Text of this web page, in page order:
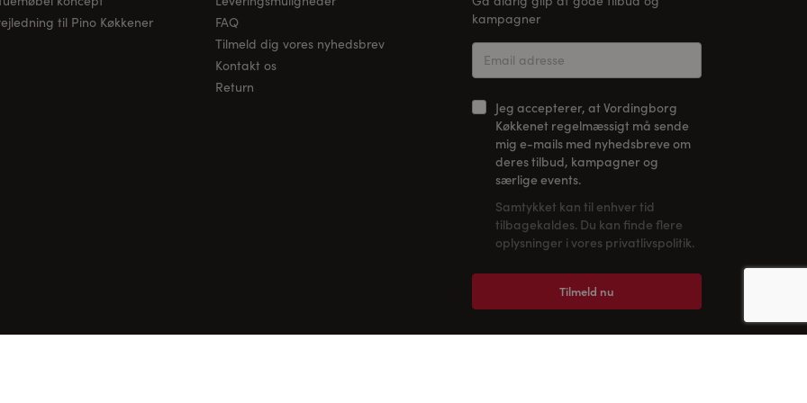
til Pino Køkkener
FAQ
Tilmeld dig vores nyhedsbrev
Kontakt os
Return
kampagner
Jeg accepterer, at Vordingborg
Køkkenet regelmæssigt må sende
mig e-mails med nyhedsbreve om
deres tilbud, kampagner og
særlige events.
Samtykket kan til enhver tid
tilbagekaldes. Du kan finde flere
oplysninger i vores privatlivspolitik.
Tilmeld nu